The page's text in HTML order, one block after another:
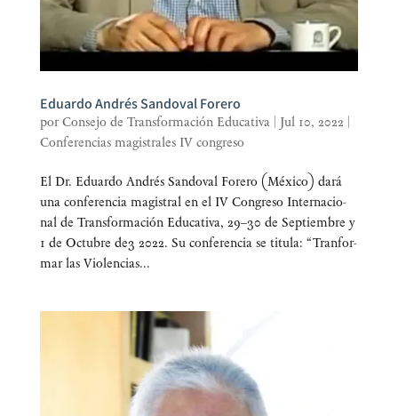
Eduardo Andrés Sandoval Forero
porConsejo de Transformación Educativa| Jul 10, 2022
Conferencias magistrales IV congreso
El Dr. Eduar­do Andrés San­do­val Fore­ro (Méxi­co) dará
una con­fe­ren­cia magis­tral en el IV Con­gre­so Inter­na­cio­
nal de Trans­for­ma­ción Edu­ca­ti­va, 29–30 de Sep­tiem­bre y
1 de Octu­bre de3 2022. Su con­fe­ren­cia se titu­la: “Tran­for­
mar las Vio­len­cias...